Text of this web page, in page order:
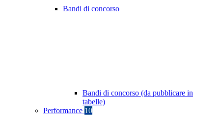
Bandi di concorso
Bandi di concorso (da pubblicare in
tabelle)
Performance 10